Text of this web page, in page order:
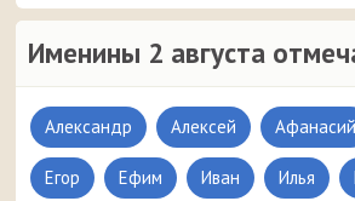
Именины 2 августа
Александр Алексей Афанасий
Егор Ефим Иван Илья